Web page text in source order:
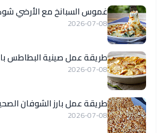
غموس السبانخ مع الأرضي
2026-07-08
طريقة عمل صينية البطاطس
2026-07-08
طريقة عمل بارز الشوفان
2026-07-08